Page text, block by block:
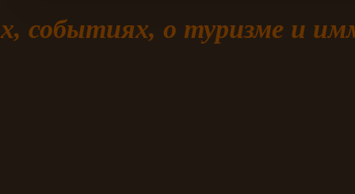
событиях, о туризме и